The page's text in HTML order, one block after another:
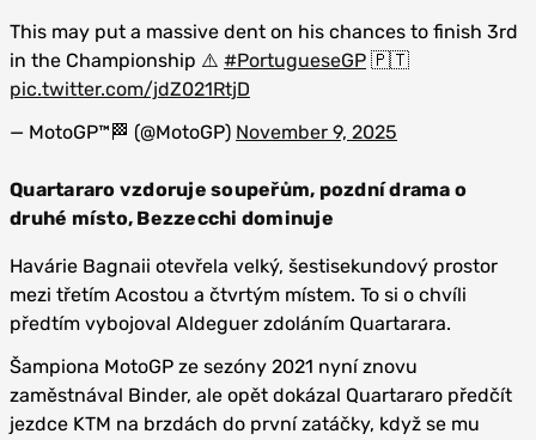
This may put a massive dent on his chances to finish 3rd
in the Championship ⚠️ #PortugueseGP 🇵🇹
pic.twitter.com/jdZ021RtjD
— MotoGP™🏁 (@MotoGP) November 9, 2025
Quartararo vzdoruje soupeřům, pozdní drama o
druhé místo, Bezzecchi dominuje
Havárie Bagnaii otevřela velký, šestisekundový prostor
mezi třetím Acostou a čtvrtým místem. To si o chvíli
předtím vybojoval Aldeguer zdoláním Quartarara.
Šampiona MotoGP ze sezóny 2021 nyní znovu
zaměstnával Binder, ale opět dokázal Quartararo předčít
jezdce KTM na brzdách do první zatáčky, když se mu